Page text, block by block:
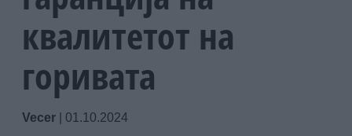
квалитетот на
горивата
Vecer 01.10.2024